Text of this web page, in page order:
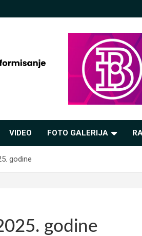
VIDEO FOTO GALERIJA
godine
godine